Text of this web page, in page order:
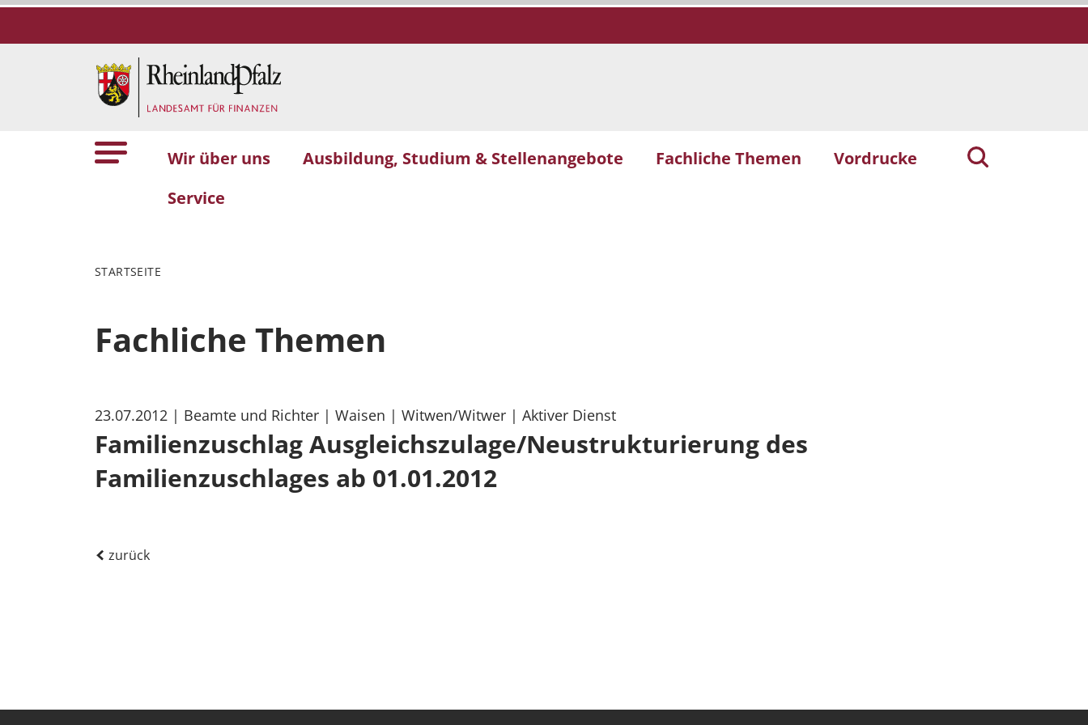
Wir über uns Ausbildung, Studium & Stellenangebote Fachliche Themen
Vordrucke
Service
STARTSEITE
Fachliche Themen
23.07.2012 | Beamte und Richter | Waisen | Witwen/Witwer | Aktiver Dienst
Familienzuschlag Ausgleichszulage/Neustrukturierung des
Familienzuschlages ab 01.01.2012
zurück